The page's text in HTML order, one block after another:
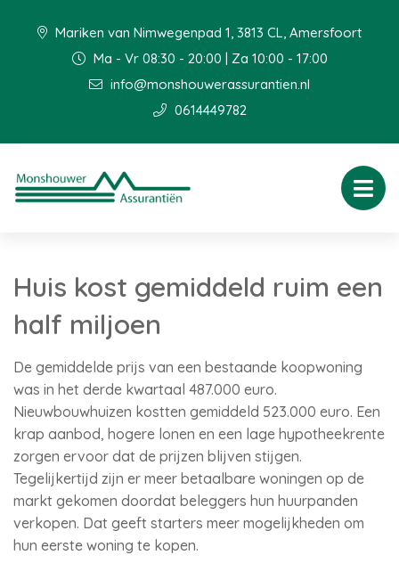
Mariken van Nimwegenpad 1, 3813 CL, Amersfoort
Ma - Vr 08:30 - 20:00 | Za 10:00 - 17:00
info@monshouwerassurantien.nl
0614449782
Huis kost gemiddeld ruim een
half miljoen
De gemiddelde prijs van een bestaande koopwoning
was in het derde kwartaal 487.000 euro.
Nieuwbouwhuizen kostten gemiddeld 523.000 euro. Een
krap aanbod, hogere lonen en een lage hypotheekrente
zorgen ervoor dat de prijzen blijven stijgen.
Tegelijkertijd zijn er meer betaalbare woningen op de
markt gekomen doordat beleggers hun huurpanden
verkopen. Dat geeft starters meer mogelijkheden om
hun eerste woning te kopen.